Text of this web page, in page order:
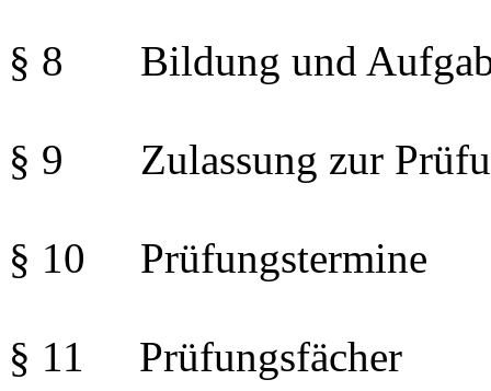
§ 8 Bildung und
§ 9 Zulassung zur
§ 10 Prüfungstermine
§ 11 Prüfungsfächer